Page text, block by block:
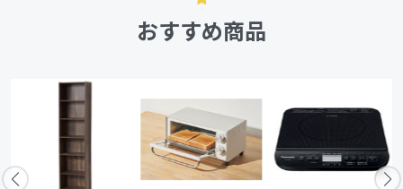
おすすめ商品